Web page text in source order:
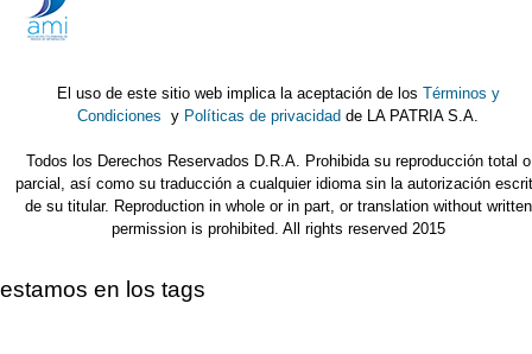
El uso de este sitio web implica la aceptación de los Términos y
Condiciones y Políticas de privacidad de LA PATRIA S.A.
Todos los Derechos Reservados D.R.A. Prohibida su reproducción total o
parcial, así como su traducción a cualquier idioma sin la autorización
de su titular. Reproduction in whole or in part, or translation without written
permission is prohibited. All rights reserved 2015
estamos en los tags